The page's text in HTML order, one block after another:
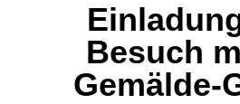
Besuch
Gemälde-